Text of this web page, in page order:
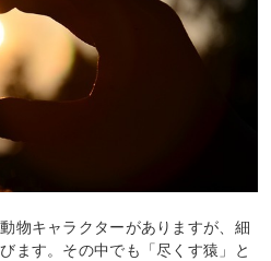
物キャラクターがありますが、細
ます。その中でも「尽くす猿」と